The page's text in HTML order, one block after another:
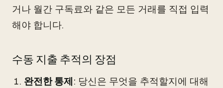
거나 월간 구독료와 같은 모든 거래를 직접 입력
해야 합니다.
수동 지출 추적의 장점
완전한 통제: 당신은 무엇을 추적할지에 대해